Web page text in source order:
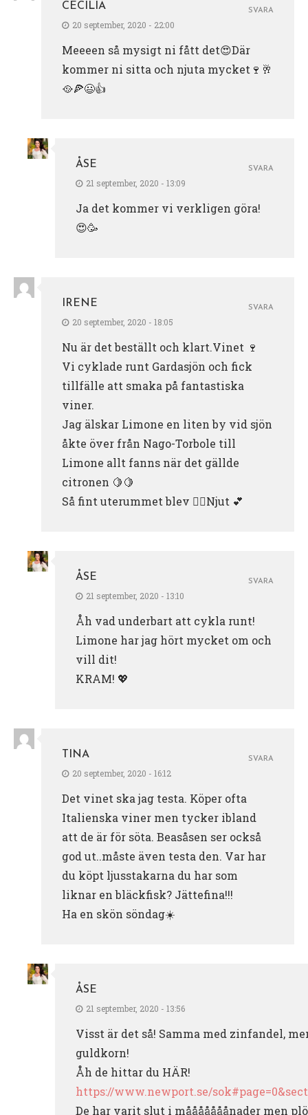
CECILIA
20 september, 2020 - 22:00
Meeeen så mysigt ni fått det😍Där
kommer ni sitta och njuta mycket🍷🥂
🥘🍕😃👍
SVARA
ÅSE
21 september, 2020 - 13:09
Ja det kommer vi verkligen göra!
😍🥳
SVARA
IRENE
20 september, 2020 - 18:05
Nu är det beställt och klart.Vinet 🍷
Vi cyklade runt Gardasjön och fick
tillfälle att smaka på fantastiska
viner.
Jag älskar Limone en liten by vid sjön
åkte över från Nago-Torbole till
Limone allt fanns när det gällde
citronen 🍋🍋
Så fint uterummet blev 👌🏽Njut 💕
SVARA
ÅSE
21 september, 2020 - 13:10
Åh vad underbart att cykla runt!
Limone har jag hört mycket om och
vill dit!
KRAM! 💖
SVARA
TINA
20 september, 2020 - 16:12
Det vinet ska jag testa. Köper ofta
Italienska viner men tycker ibland
att de är för söta. Beasåsen ser också
god ut..måste även testa den. Var har
du köpt ljusstakarna du har som
liknar en bläckfisk? Jättefina!!!
Ha en skön söndag☀️
SVARA
ÅSE
21 september, 2020 - 13:56
Visst är det så! Samma med zinfandel,
guldkorn!
Åh de hittar du HÄR!
https://www.newport.se/
De har varit slut i mååååååånader men